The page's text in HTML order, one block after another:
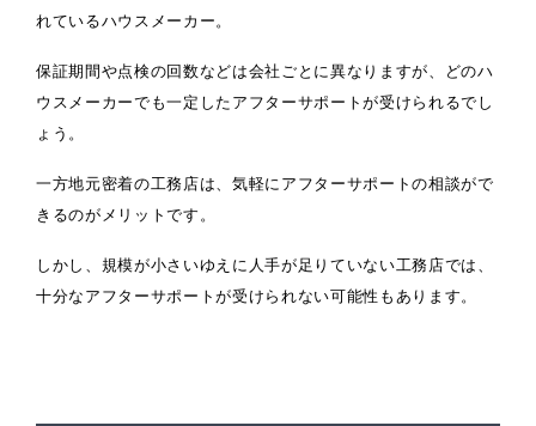
れているハウスメーカー。
保証期間や点検の回数などは会社ごとに異なりますが、どのハ
ウスメーカーでも一定したアフターサポートが受けられるでし
ょう。
一方地元密着の工務店は、気軽にアフターサポートの相談がで
きるのがメリットです。
しかし、規模が小さいゆえに人手が足りていない工務店では、
十分なアフターサポートが受けられない可能性もあります。